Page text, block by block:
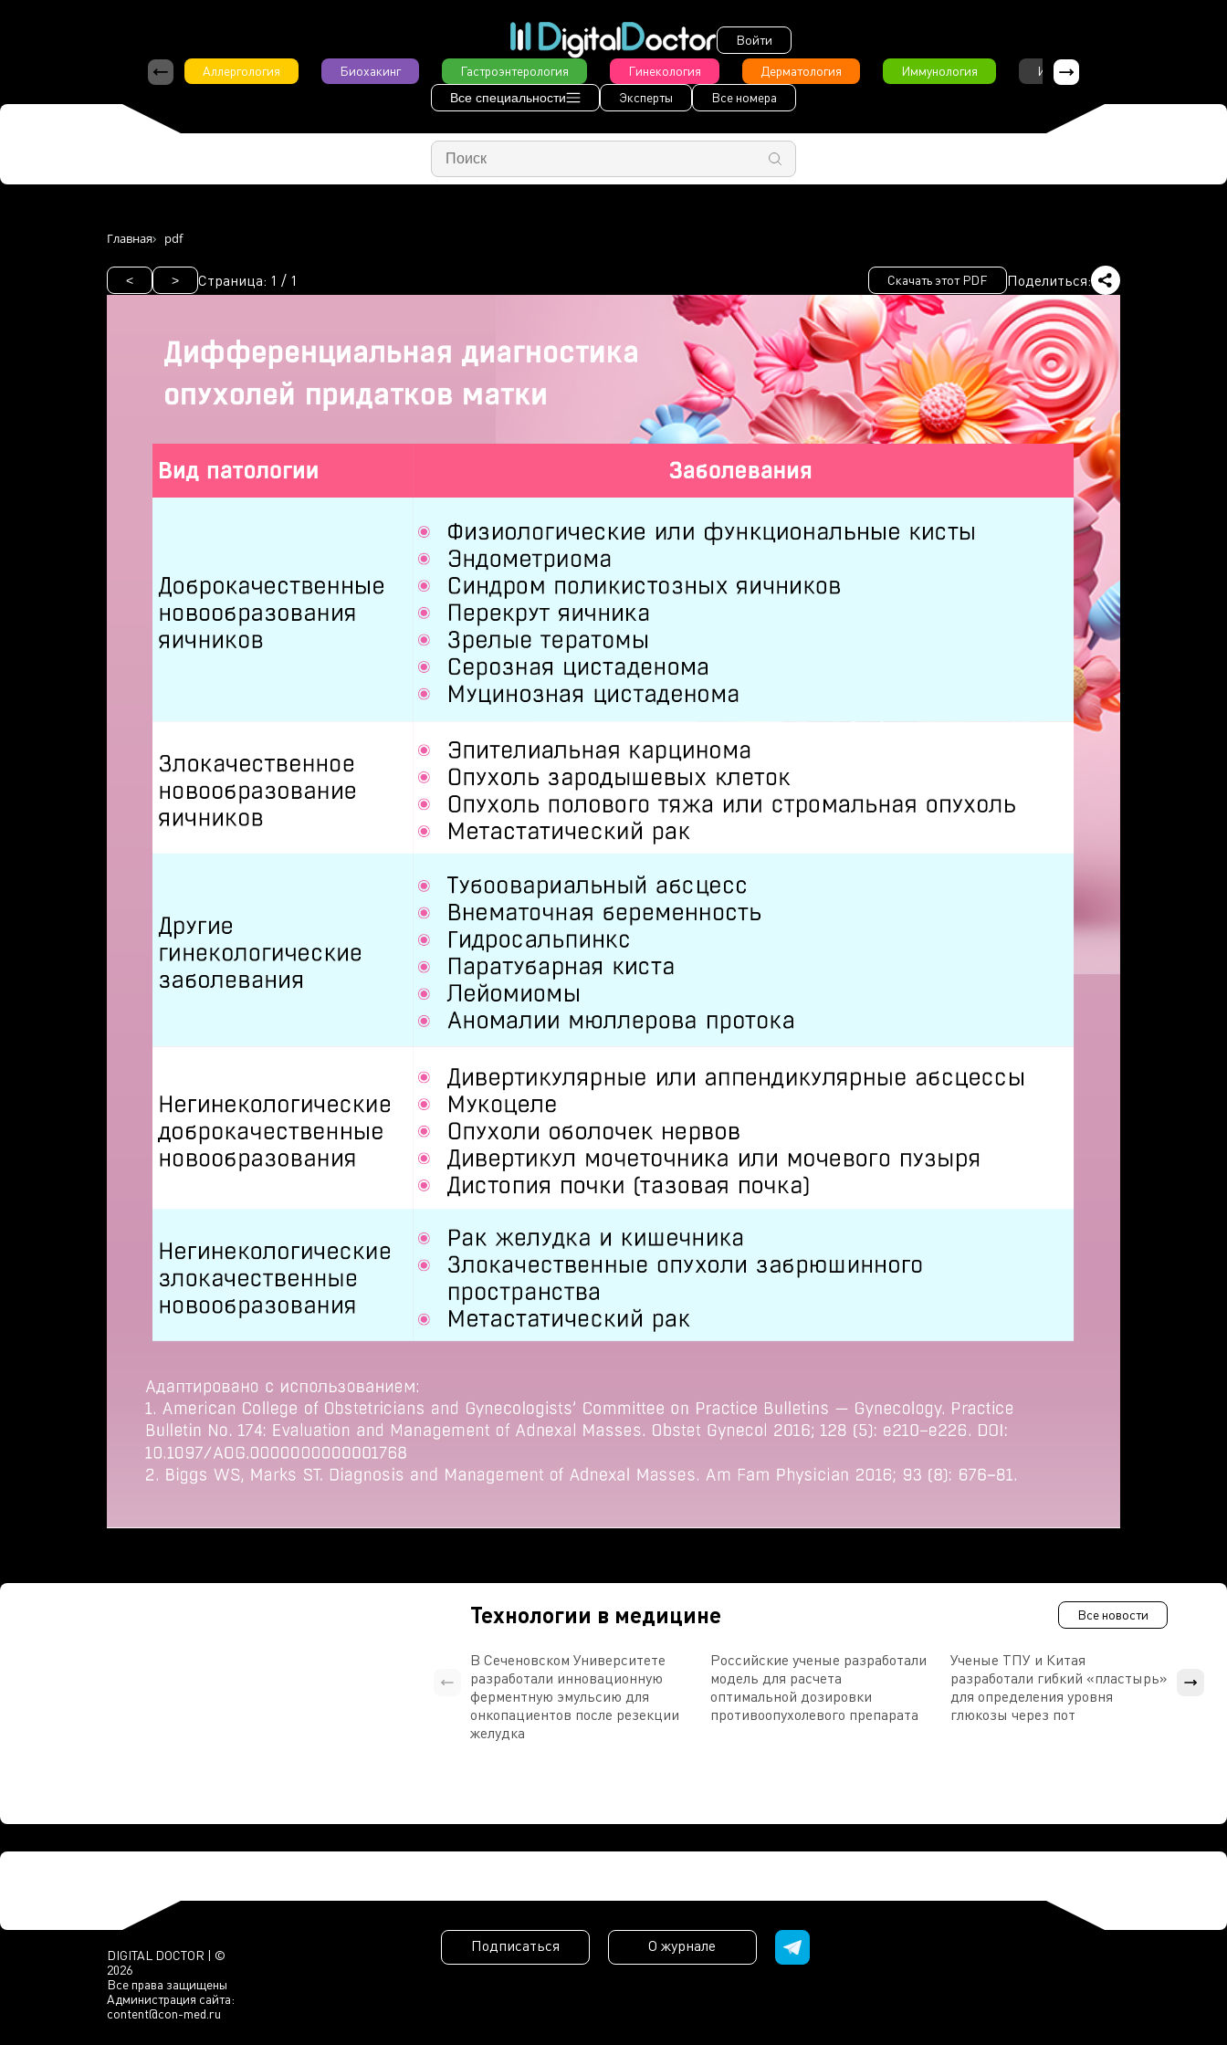
Войти
Аллергология
Биохакинг Гастроэнтерология Гинекология Дерматология Иммунология Интервью
Все специальности Эксперты Все номера
Главная pdf
< > Страница: 1 / 1 Скачать этот PDF Поделиться:
Технологии в медицине Все новости
В Сеченовском Университете
разработали инновационную
ферментную эмульсию для
онкопациентов после резекции
желудка
Российские ученые разработали
модель для расчета
оптимальной дозировки
противоопухолевого препарата
Ученые ТПУ и Китая
разработали гибкий «пластырь»
для определения уровня
глюкозы через пот
DIGITAL DOCTOR | ©
2026
Все права защищены
Администрация сайта:
content@con-med.ru
Подписаться О журнале